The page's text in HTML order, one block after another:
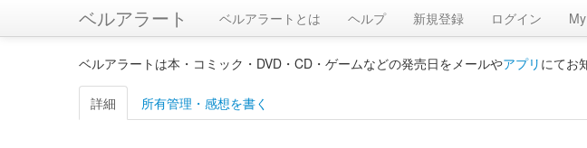
ベルアラート ベルアラートとは ヘルプ 新規登録 ログイン
ベルアラートは本・コミック・DVD・CD・ゲームなどの発売日をメールやアプリ にてお
詳細 所有管理・感想を書く